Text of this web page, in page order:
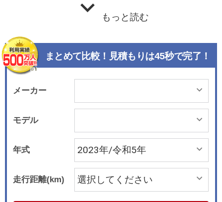
やインストルメントクラスター内の各種設定や安
全運転支援システムの設定を手元で完結できる最
Burmesterサラウンドサウンドシステムや「MBU
X AR（Augmented Reality＝拡張現実）ナビゲー
ション」も標準で装備している。 パワートレーン
は、最高出力450kW（612PS）、最大トルク850
Nmを発生する4.0リッターV8ターボエンジンに、
最高出力21kW（16PS）、最大トルク250Nmを発
生する電気モーターの「ISG」と「48V電気シス
テム」を組み合わせている。
もっと読む
まとめて比較！見積もりは45秒で完了！
メーカー
モデル
年式
走行距離(km)